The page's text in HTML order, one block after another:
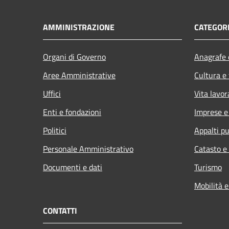
AMMINISTRAZIONE
Organi di Governo
Aree Amministrative
Uffici
Enti e fondazioni
Politici
Personale Amministrativo
Documenti e dati
Cultura
Vita
Imprese
Appalti
Catasto
Turismo
Mobilità
CONTATTI